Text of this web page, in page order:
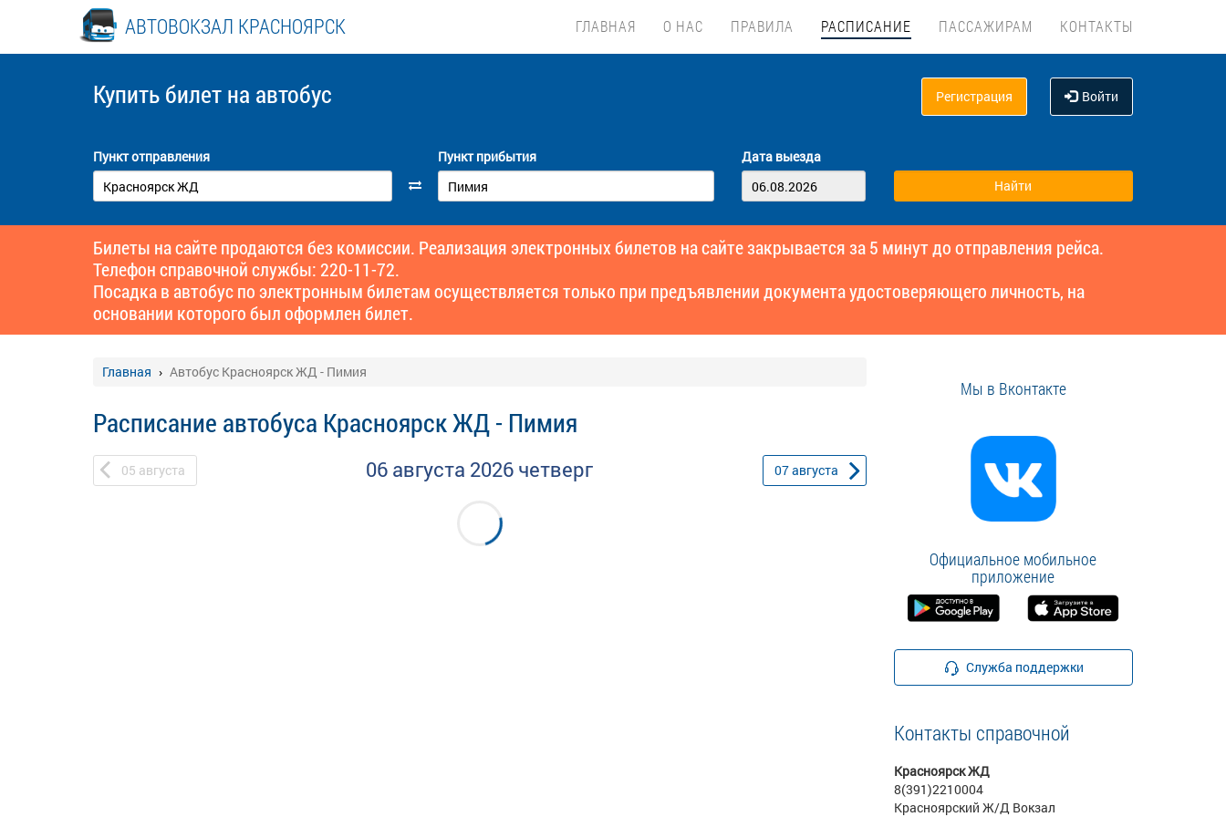
АВТОВОКЗАЛ КРАСНОЯРСК ГЛАВНАЯ О НАС ПРАВИЛА РАСПИСАНИЕ ПАССАЖИРАМ КОНТАКТЫ
Купить билет на автобус Регистрация Войти
Пункт отправления Пункт прибытия Дата выезда
Билеты на сайте продаются без комиссии. Реализация электронных билетов на сайте закрывается за 5 минут до отправления рейса.
Телефон справочной службы: 220-11-72.
Посадка в автобус по электронным билетам осуществляется только при предъявлении документа удостоверяющего личность, на
основании которого был оформлен билет.
Главная Автобус Красноярск ЖД - Пимия
Расписание автобуса Красноярск ЖД - Пимия
05 августа 06 августа 2026 четверг 07августа
Мы в Вконтакте
Официальное мобильное
приложение
Служба поддержки
Контакты справочной
Красноярск ЖД
8(391)2210004
Красноярский Ж/Д Вокзал